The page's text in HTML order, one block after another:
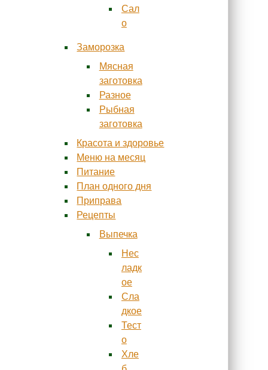
Сал
о
Заморозка
Мясная
заготовка
Разное
Рыбная
заготовка
Красота и здоровье
Меню на месяц
Питание
План одного дня
Приправа
Рецепты
Выпечка
Нес
ладк
ое
Сла
дкое
Тест
о
Хле